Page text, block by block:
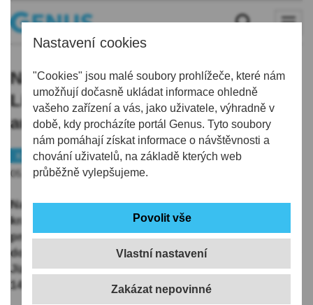
Nastavení cookies
"Cookies" jsou malé soubory prohlížeče, které nám
umožňují dočasně ukládat informace ohledně
vašeho zařízení a vás, jako uživatele, výhradně v
době, kdy procházíte portál Genus. Tyto soubory
nám pomáhají získat informace o návštěvnosti a
chování uživatelů, na základě kterých web
průběžně vylepšujeme.
Vlastní nastavení
Na cestu do Krkonoš je v
Libereckém kraji už nutné mít na
autě zimní výbavu
Kraj
Počasí
05.11.2025 | 10:17
Na cestu do Krkonoš už musí mít řidiči v Libereckém
kraji, i když zatím nesněží, na svých vozech zimní
pneumatiky. Silničáři v oblasti Krkonoš aktivovali
dopravní značky "Zimní výbava", na zbylých úsecích v
Jizerských horách je aktivují v pátek mezi 07:00 a
14:00, řekl ČTK mluvčí Libereckého kraje Filip Trdla.